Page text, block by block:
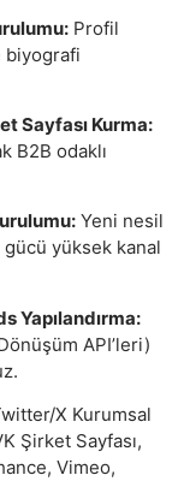
Profil
biyografi
Sayfası Kurma:
B2B odaklı
Yeni nesil
yüksek kanal
Yapılandırma:
API’leri)
X Kurumsal
Şirket Sayfası,
Vimeo,